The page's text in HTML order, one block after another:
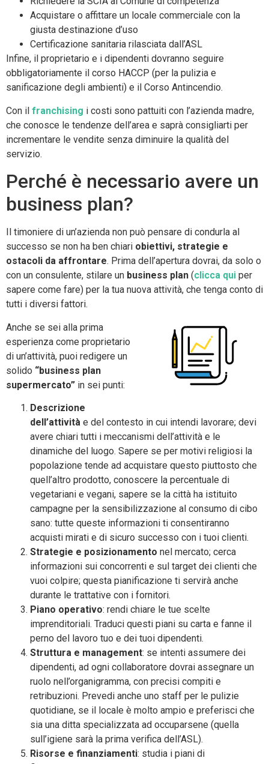
Acquistare o affittare un locale commerciale con la
giusta destinazione d’uso
Certificazione sanitaria rilasciata dall’ASL
Infine, il proprietario e i dipendenti dovranno seguire
obbligatoriamente il corso HACCP (per la pulizia e
sanificazione degli ambienti) e il Corso Antincendio.
Con il franchising i costi sono pattuiti con l’azienda madre,
che conosce le tendenze dell’area e saprà consigliarti per
incrementare le vendite senza diminuire la qualità del
servizio.
Perché è necessario avere un
business plan?
Il timoniere di un’azienda non può pensare di condurla al
successo se non ha ben chiari obiettivi, strategie e
ostacoli da affrontare. Prima dell’apertura dovrai, da solo o
con un consulente, stilare un business plan (clicca qui per
sapere come fare) per la tua nuova attività, che tenga conto di
tutti i diversi fattori.
Anche se sei alla prima
esperienza come proprietario
di un’attività, puoi redigere un
solido “business plan
supermercato” in sei punti:
Descrizione
dell’attività e del contesto in cui intendi lavorare; devi
avere chiari tutti i meccanismi dell’attività e le
dinamiche del luogo. Sapere se per motivi religiosi la
popolazione tende ad acquistare questo piuttosto che
quell’altro prodotto, conoscere la percentuale di
vegetariani e vegani, sapere se la città ha istituito
campagne per la sensibilizzazione al consumo di cibo
sano: tutte queste informazioni ti consentiranno
acquisti mirati e di sicuro successo con i tuoi clienti.
Strategie e posizionamento nel mercato; cerca
informazioni sui concorrenti e sul target dei clienti che
vuoi colpire; questa pianificazione ti servirà anche
durante le trattative con i fornitori.
Piano operativo: rendi chiare le tue scelte
imprenditoriali. Traduci questi piani su carta e fanne il
perno del lavoro tuo e dei tuoi dipendenti.
Struttura e management: se intenti assumere dei
dipendenti, ad ogni collaboratore dovrai assegnare un
ruolo nell’organigramma, con precisi compiti e
retribuzioni. Prevedi anche uno staff per le pulizie
quotidiane, se il locale è molto ampio e preferisci che
sia una ditta specializzata ad occuparsene (quella
sull’igiene sarà la prima verifica dell’ASL).
Risorse e finanziamenti: studia i piani di